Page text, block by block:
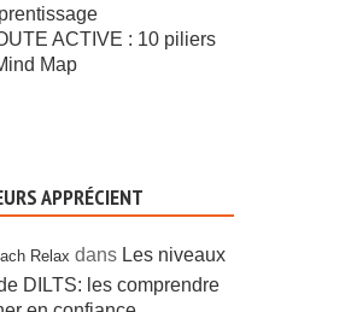
ACTIVE : 10 piliers
Map
APPRÉCIENT
Relax dans Les niveaux
DILTS: les comprendre